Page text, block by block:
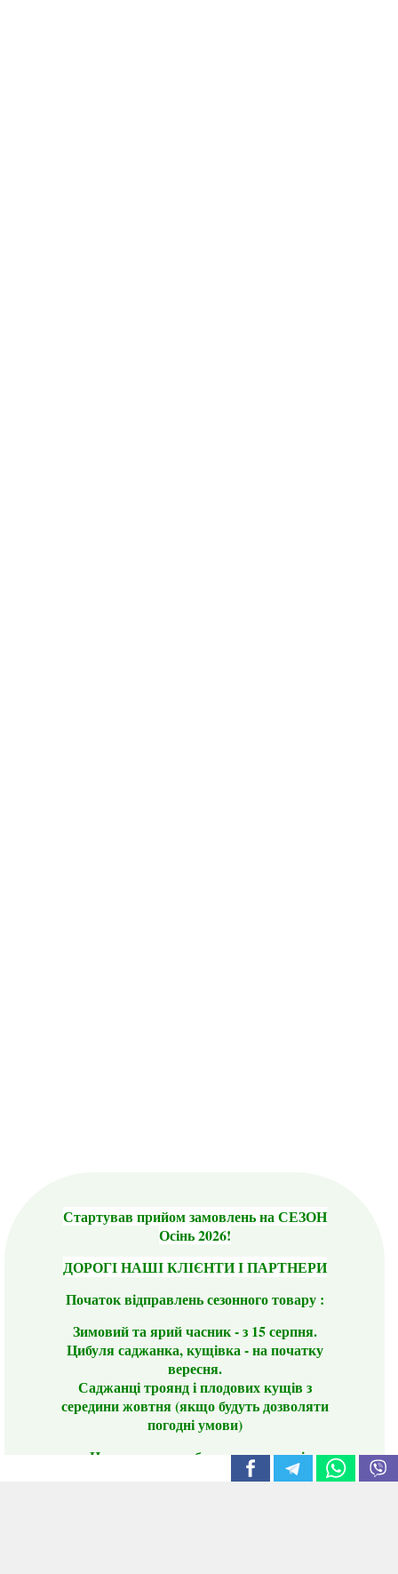
Стартував прийом замовлень на СЕЗОН
Осінь 2026!
ДОРОГІ НАШІ КЛІЄНТИ І ПАРТНЕРИ
Початок відправлень сезонного товару :
Зимовий та ярий часник - з 15 серпня.
Цибуля саджанка, кущівка - на початку
вересня.
Саджанці троянд і плодових кущів з
середини жовтня (якщо будуть дозволяти
погодні умови)
Цього сезону ви будете задоволені
традиційно гарним асортиментом цибулі